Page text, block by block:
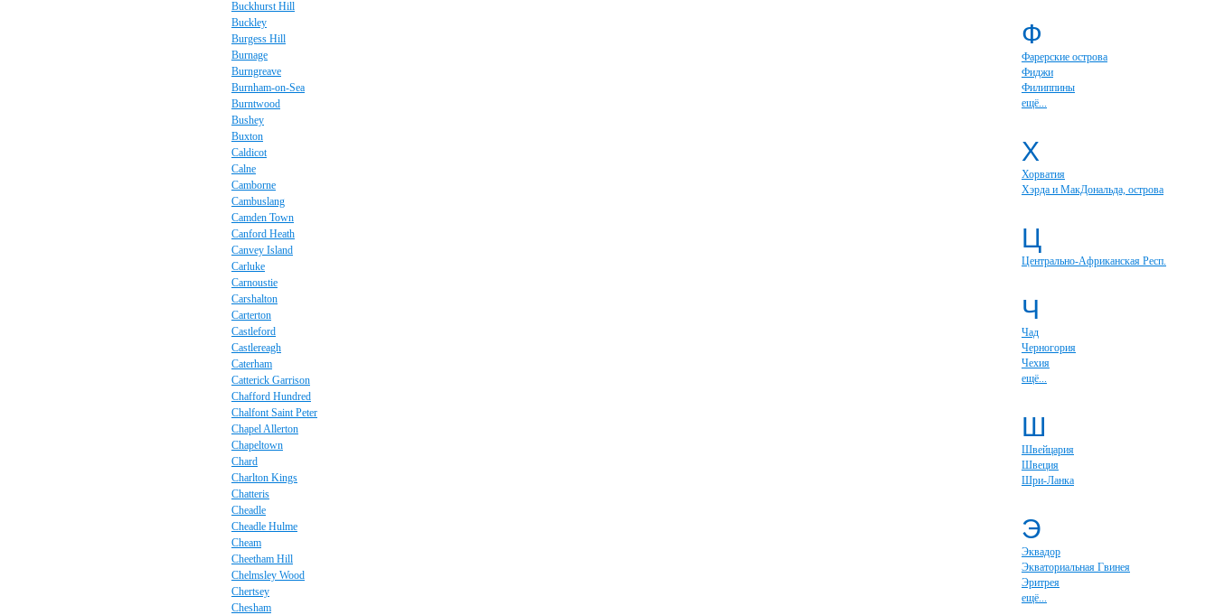
Buckhurst Hill
Buckley
Burgess Hill
Burnage
Burngreave
Burnham-on-Sea
Burntwood
Bushey
Buxton
Caldicot
Calne
Camborne
Cambuslang
Camden Town
Canford Heath
Canvey Island
Carluke
Carnoustie
Carshalton
Carterton
Castleford
Castlereagh
Caterham
Catterick Garrison
Chafford Hundred
Chalfont Saint Peter
Chapel Allerton
Chapeltown
Chard
Charlton Kings
Chatteris
Cheadle
Cheadle Hulme
Cheam
Cheetham Hill
Chelmsley Wood
Chertsey
Chesham
Ф
Фарерские острова
Фиджи
Филиппины
ещё...
Х
Хорватия
Хэрда и МакДональда, острова
Ц
Центрально-Африканская Респ.
Ч
Чад
Черногория
Чехия
ещё...
Ш
Швейцария
Швеция
Шри-Ланка
Э
Эквадор
Экваториальная Гвинея
Эритрея
ещё...